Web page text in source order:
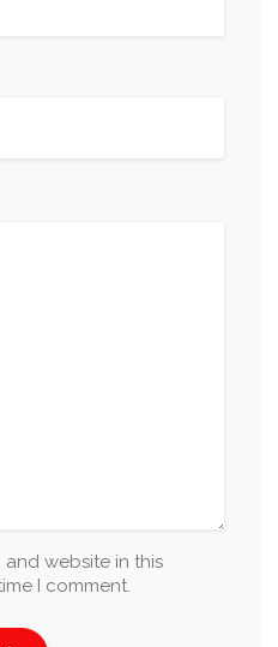
and website in this
I comment.